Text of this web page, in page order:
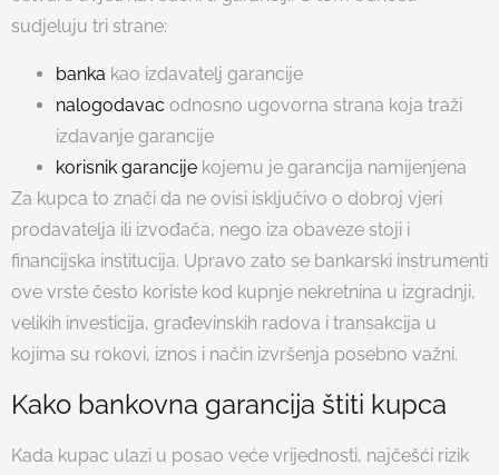
sudjeluju tri strane:
banka kao izdavatelj garancije
nalogodavac odnosno ugovorna strana koja traži
izdavanje garancije
korisnik garancije kojemu je garancija namijenjena
Za kupca to znači da ne ovisi isključivo o dobroj vjeri
prodavatelja ili izvođača, nego iza obaveze stoji i
financijska institucija. Upravo zato se bankarski instrumenti
ove vrste često koriste kod kupnje nekretnina u izgradnji,
velikih investicija, građevinskih radova i transakcija u
kojima su rokovi, iznos i način izvršenja posebno važni.
Kako bankovna garancija štiti kupca
Kada kupac ulazi u posao veće vrijednosti, najčešći rizik